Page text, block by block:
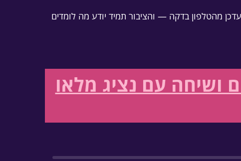
מהטלפון בדקה — והציבור תמיד יודע מה לומדים
ושיחה עם נציג מלאו